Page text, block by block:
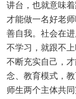
讲台，也就意味
才能做一名好老
善自我。社会在
不学习，就跟不
不断充实自己，
念、教育模式，
师生两个主体共